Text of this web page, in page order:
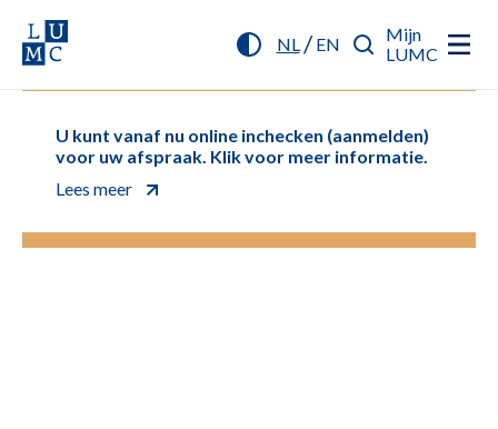
NL/ EN
Mijn
LUMC
U kunt vanaf nu online inchecken (aanmelden)
voor uw afspraak. Klik voor meer informatie.
Lees meer